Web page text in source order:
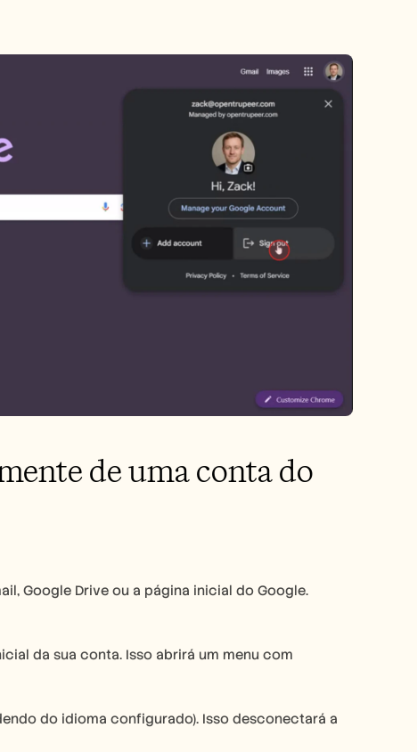
de uma conta do
Google Drive ou a página inicial do Google.
da sua conta. Isso abrirá um menu com
do idioma configurado). Isso desconectará a